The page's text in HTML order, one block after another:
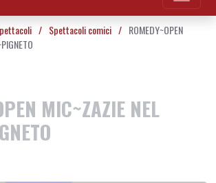
/ Spettacoli comici / ROMEDY~OPEN
MIC~ZAZIE NEL